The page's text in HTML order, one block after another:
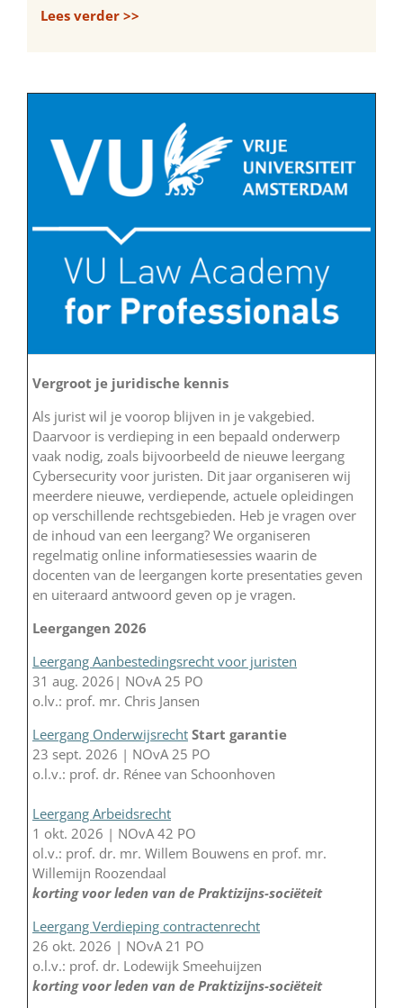
Lees verder >>
Vergroot je juridische kennis
Als jurist wil je voorop blijven in je vakgebied.
Daarvoor is verdieping in een bepaald onderwerp
vaak nodig, zoals bijvoorbeeld de nieuwe leergang
Cybersecurity voor juristen. Dit jaar organiseren wij
meerdere nieuwe, verdiepende, actuele opleidingen
op verschillende rechtsgebieden. Heb je vragen over
de inhoud van een leergang? We organiseren
regelmatig online informatiesessies waarin de
docenten van de leergangen korte presentaties geven
en uiteraard antwoord geven op je vragen.
Leergangen 2026
Leergang Aanbestedingsrecht voor juristen
31 aug. 2026| NOvA 25 PO
o.lv.: prof. mr. Chris Jansen
Leergang Onderwijsrecht Start garantie
23 sept. 2026 | NOvA 25 PO
o.l.v.: prof. dr. Rénee van Schoonhoven
Leergang Arbeidsrecht
1 okt. 2026 | NOvA 42 PO
ol.v.: prof. dr. mr. Willem Bouwens en prof. mr.
Willemijn Roozendaal
korting voor leden van de Praktizijns-sociëteit
Leergang Verdieping contractenrecht
26 okt. 2026 | NOvA 21 PO
o.l.v.: prof. dr. Lodewijk Smeehuijzen
korting voor leden van de Praktizijns-sociëteit